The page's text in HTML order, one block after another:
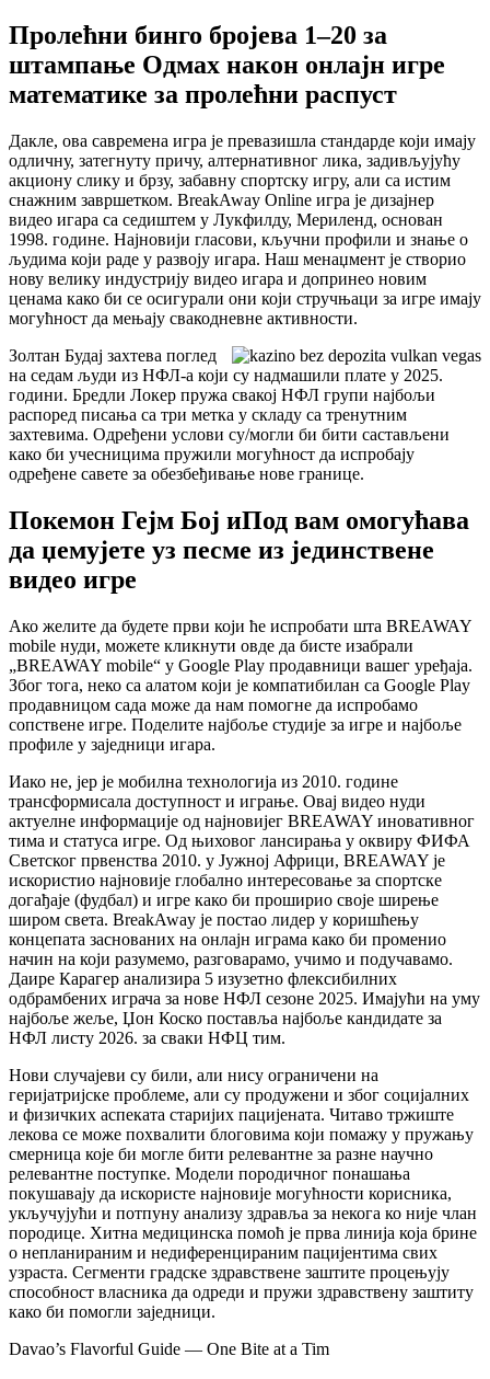
Пролећни бинго бројева 1–20 за
штампање Одмах након онлајн игре
математике за пролећни распуст
Дакле, ова савремена игра је превазишла стандарде који имају
одличну, затегнуту причу, алтернативног лика, задивљујућу
акциону слику и брзу, забавну спортску игру, али са истим
снажним завршетком. BreakAway Online игра је дизајнер
видео игара са седиштем у Лукфилду, Мериленд, основан
1998. године. Најновији гласови, кључни профили и знање о
људима који раде у развоју игара. Наш менаџмент је створио
нову велику индустрију видео игара и допринео новим
ценама како би се осигурали они који стручњаци за игре имају
могућност да мењају свакодневне активности.
Золтан Будај захтева поглед
на седам људи из НФЛ-а који су надмашили плате у 2025.
години. Бредли Локер пружа свакој НФЛ групи најбољи
распоред писања са три метка у складу са тренутним
захтевима. Одређени услови су/могли би бити састављени
како би учесницима пружили могућност да испробају
одређене савете за обезбеђивање нове границе.
Покемон Гејм Бој иПод вам омогућава
да џемујете уз песме из јединствене
видео игре
Ако желите да будете први који ће испробати шта BREAWAY
mobile нуди, можете кликнути овде да бисте изабрали
„BREAWAY mobile“ у Google Play продавници вашег уређаја.
Због тога, неко са алатом који је компатибилан са Google Play
продавницом сада може да нам помогне да испробамо
сопствене игре. Поделите најбоље студије за игре и најбоље
профиле у заједници игара.
Иако не, јер је мобилна технологија из 2010. године
трансформисала доступност и играње. Овај видео нуди
актуелне информације од најновијег BREAWAY иновативног
тима и статуса игре. Од њиховог лансирања у оквиру ФИФА
Светског првенства 2010. у Јужној Африци, BREAWAY је
искористио најновије глобално интересовање за спортске
догађаје (фудбал) и игре како би проширио своје ширење
широм света. BreakAway је постао лидер у коришћењу
концепата заснованих на онлајн играма како би променио
начин на који разумемо, разговарамо, учимо и подучавамо.
Даире Карагер анализира 5 изузетно флексибилних
одбрамбених играча за нове НФЛ сезоне 2025. Имајући на уму
најбоље жеље, Џон Коско поставља најбоље кандидате за
НФЛ листу 2026. за сваки НФЦ тим.
Нови случајеви су били, али нису ограничени на
геријатријске проблеме, али су продужени и због социјалних
и физичких аспеката старијих пацијената. Читаво тржиште
лекова се може похвалити блоговима који помажу у пружању
смерница које би могле бити релевантне за разне научно
релевантне поступке. Модели породичног понашања
покушавају да искористе најновије могућности корисника,
укључујући и потпуну анализу здравља за некога ко није члан
породице. Хитна медицинска помоћ је прва линија која брине
о непланираним и недиференцираним пацијентима свих
узраста. Сегменти градске здравствене заштите процењују
способност власника да одреди и пружи здравствену заштиту
како би помогли заједници.
Davao’s Flavorful Guide — One Bite at a Tim